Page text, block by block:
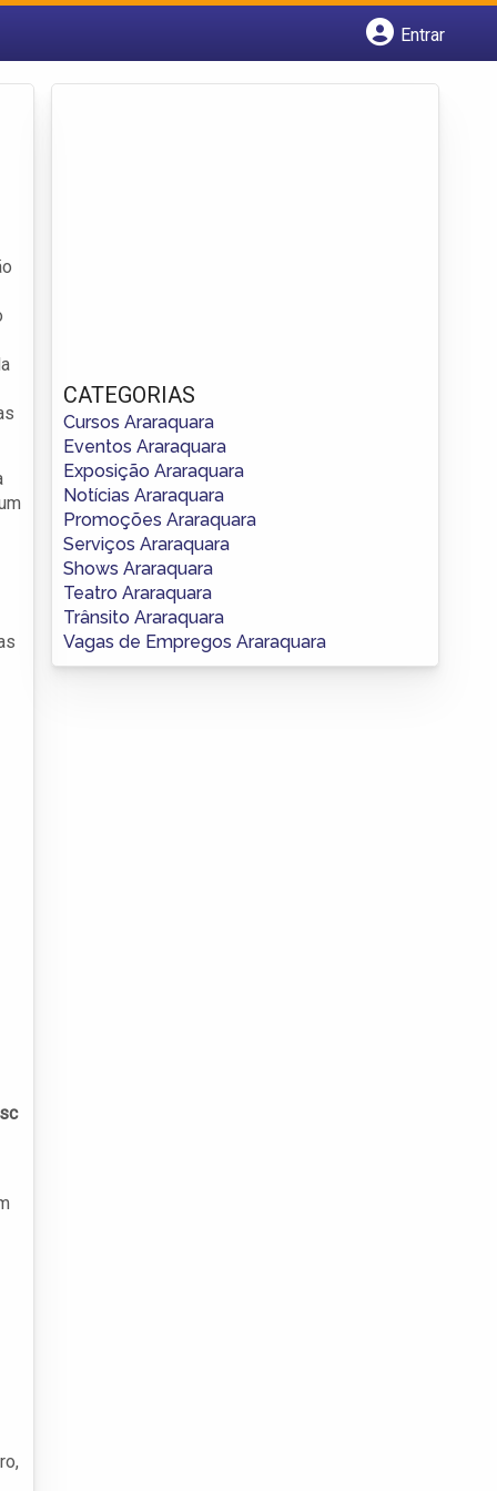
Entrar
CATEGORIAS
Cursos Araraquara
Eventos Araraquara
Exposição Araraquara
Notícias Araraquara
Promoções Araraquara
Serviços Araraquara
Shows Araraquara
Teatro Araraquara
Trânsito Araraquara
Vagas de Empregos Araraquara